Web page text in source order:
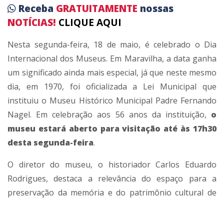
Receba GRATUITAMENTE nossas
NOTÍCIAS! CLIQUE AQUI
Nesta segunda-feira, 18 de maio, é celebrado o Dia
Internacional dos Museus. Em Maravilha, a data ganha
um significado ainda mais especial, já que neste mesmo
dia, em 1970, foi oficializada a Lei Municipal que
instituiu o Museu Histórico Municipal Padre Fernando
Nagel. Em celebração aos 56 anos da instituição, o
museu estará aberto para visitação até às 17h30
desta segunda-feira.
O diretor do museu, o historiador Carlos Eduardo
Rodrigues, destaca a relevância do espaço para a
preservação da memória e do patrimônio cultural de